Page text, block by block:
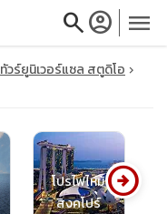
searchaccount_circle menu
close
ทัวร์ยูนิเวอร์แซล สตูดิโอ
โปรไฟไหม้
สิงคโปร์
arrow_circle_right